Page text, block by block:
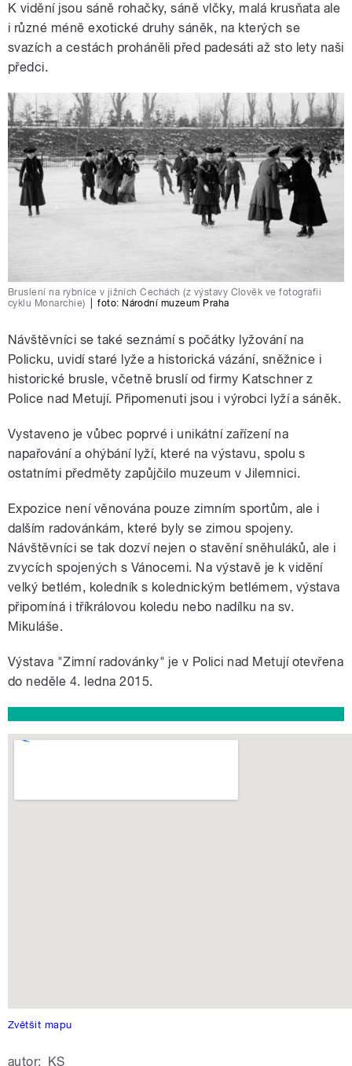
pause
K vidění jsou sáně rohačky, sáně vlčky, malá krusňata ale
i různé méně exotické druhy sáněk, na kterých se
svazích a cestách proháněli před padesáti až sto lety naši
předci.
Bruslení na rybníce v jižních Čechách (z výstavy Člověk ve fotografii
cyklu Monarchie)
foto: Národní muzeum Praha
Návštěvníci se také seznámí s počátky lyžování na
Policku, uvidí staré lyže a historická vázání, sněžnice i
historické brusle, včetně bruslí od firmy Katschner z
Police nad Metují. Připomenuti jsou i výrobci lyží a sáněk.
Vystaveno je vůbec poprvé i unikátní zařízení na
napařování a ohýbání lyží, které na výstavu, spolu s
ostatními předměty zapůjčilo muzeum v Jilemnici.
Expozice není věnována pouze zimním sportům, ale i
dalším radovánkám, které byly se zimou spojeny.
Návštěvníci se tak dozví nejen o stavění sněhuláků, ale i
zvycích spojených s Vánocemi. Na výstavě je k vidění
velký betlém, koledník s kolednickým betlémem, výstava
připomíná i tříkrálovou koledu nebo nadílku na sv.
Mikuláše.
Výstava "Zimní radovánky" je v Polici nad Metují otevřena
do neděle 4. ledna 2015.
Zvětšit mapu
autor: KS